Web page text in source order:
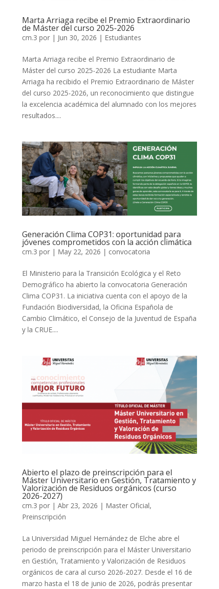
Marta Arriaga recibe el Premio Extraordinario
de Máster del curso 2025-2026
cm.3 por | Jun 30, 2026 | Estudiantes
Marta Arriaga recibe el Premio Extraordinario de
Máster del curso 2025-2026 La estudiante Marta
Arriaga ha recibido el Premio Extraordinario de Máster
del curso 2025-2026, un reconocimiento que distingue
la excelencia académica del alumnado con los mejores
resultados....
Generación Clima COP31: oportunidad para
jóvenes comprometidos con la acción climática
cm.3 por | May 22, 2026 | convocatoria
El Ministerio para la Transición Ecológica y el Reto
Demográfico ha abierto la convocatoria Generación
Clima COP31. La iniciativa cuenta con el apoyo de la
Fundación Biodiversidad, la Oficina Española de
Cambio Climático, el Consejo de la Juventud de España
y la CRUE....
Abierto el plazo de preinscripción para el
Máster Universitario en Gestión, Tratamiento y
Valorización de Residuos orgánicos (curso
2026-2027)
cm.3 por | Abr 23, 2026 | Master Oficial,
Preinscripción
La Universidad Miguel Hernández de Elche abre el
periodo de preinscripción para el Máster Universitario
en Gestión, Tratamiento y Valorización de Residuos
orgánicos de cara al curso 2026-2027. Desde el 16 de
marzo hasta el 18 de junio de 2026, podrás presentar